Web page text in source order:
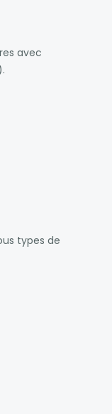
avec
types de